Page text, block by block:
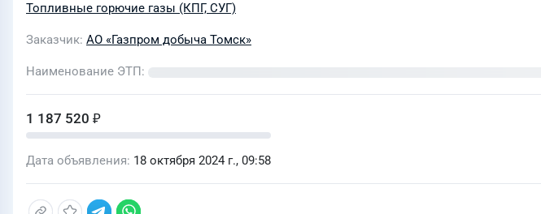
Топливные горючие газы (КПГ, СУГ)
Заказчик АО «Газпром добыча Томск»
Наименование ЭТП
1 187 520 ₽
Дата объявления 18 октября 2024 г., 09:58